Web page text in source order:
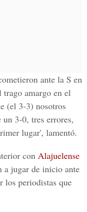
ante la S en
trago amargo en el
(el 3-3) nosotros
un 3-0, tres errores,
lugar', lamentó.
con Alajuelense
a jugar de inicio ante
los periodistas que